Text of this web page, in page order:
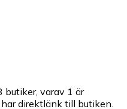
varav 1 är
direktlänk till butiken.